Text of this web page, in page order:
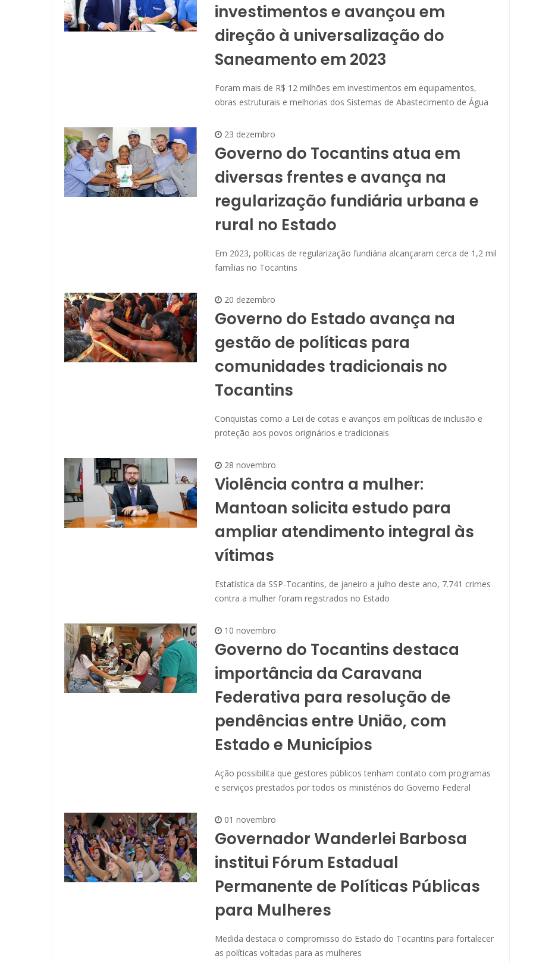
investimentos e avançou em
direção à universalização do
Saneamento em 2023
Foram mais de R$ 12 milhões em investimentos em equipamentos,
obras estruturais e melhorias dos Sistemas de Abastecimento de Água
23 dezembro
Governo do Tocantins atua em
diversas frentes e avança na
regularização fundiária urbana e
rural no Estado
Em 2023, políticas de regularização fundiária alcançaram cerca de 1,2 mil
famílias no Tocantins
20 dezembro
Governo do Estado avança na
gestão de políticas para
comunidades tradicionais no
Tocantins
Conquistas como a Lei de cotas e avanços em políticas de inclusão e
proteção aos povos originários e tradicionais
28 novembro
Violência contra a mulher:
Mantoan solicita estudo para
ampliar atendimento integral às
vítimas
Estatística da SSP-Tocantins, de janeiro a julho deste ano, 7.741 crimes
contra a mulher foram registrados no Estado
10 novembro
Governo do Tocantins destaca
importância da Caravana
Federativa para resolução de
pendências entre União, com
Estado e Municípios
Ação possibilita que gestores públicos tenham contato com programas
e serviços prestados por todos os ministérios do Governo Federal
01 novembro
Governador Wanderlei Barbosa
institui Fórum Estadual
Permanente de Políticas Públicas
para Mulheres
Medida destaca o compromisso do Estado do Tocantins para fortalecer
as políticas voltadas para as mulheres